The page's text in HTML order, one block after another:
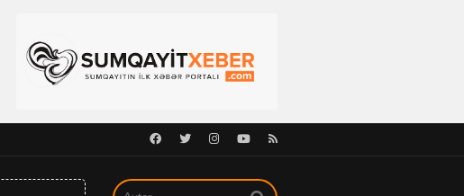
Facebook
TwitterInstagramYoutubeRSS